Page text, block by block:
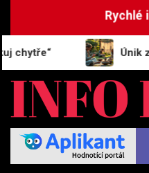
Rychlé
Únik z
INFO-
Zpravodajský magazín